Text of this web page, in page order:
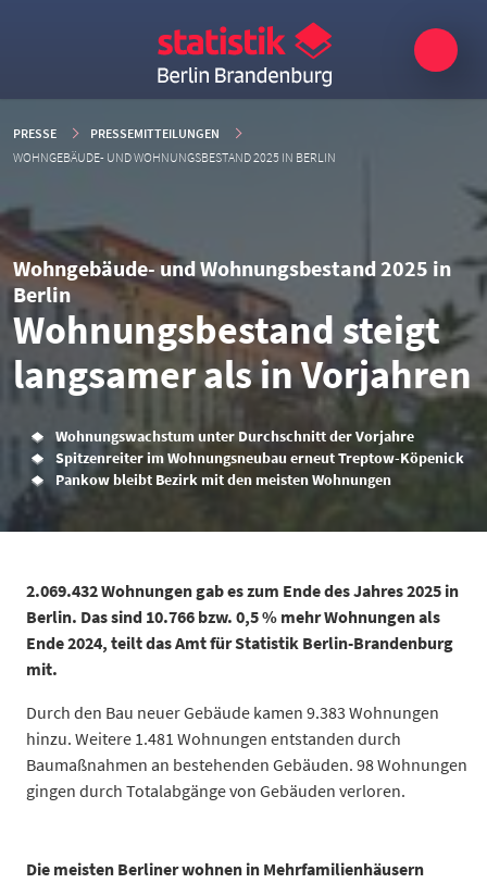
PRESSE
PRESSEMITTEILUNGEN
WOHNGEBÄUDE- UND WOHNUNGSBESTAND 2025 IN BERLIN
Wohngebäude- und Wohnungsbestand 2025 in
Berlin
Wohnungsbestand steigt
langsamer als in Vorjahren
Wohnungswachstum unter Durchschnitt der Vorjahre
Spitzenreiter im Wohnungsneubau erneut Treptow-Köpenick
Pankow bleibt Bezirk mit den meisten Wohnungen
2.069.432Wohnungen gab es zum Ende des Jahres 2025 in
Berlin. Das sind 10.766 bzw. 0,5 % mehr Wohnungen als
Ende 2024, teilt das Amt für Statistik Berlin-Brandenburg
mit.
Durch den Bau neuer Gebäude kamen 9.383 Wohnungen
hinzu. Weitere 1.481 Wohnungen entstanden durch
Baumaßnahmen an bestehenden Gebäuden. 98 Wohnungen
gingen durch Totalabgänge von Gebäuden verloren.
2021
2.014.192
Die meisten Berliner wohnen in Mehrfamilienhäusern